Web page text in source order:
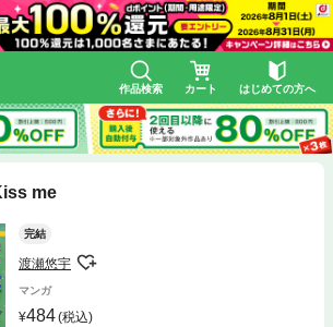
作品検索 カート はじめての方へ
me
完結
渡瀬悠宇
マンガ
484(税込)